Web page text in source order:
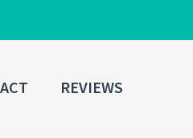
REVIEWS